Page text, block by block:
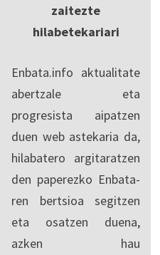
zaitezte
hilabetekariari
Enbata.info aktualitate
abertzale eta
progresista aipatzen
duen web astekaria da,
hilabatero argitaratzen
den paperezko Enbata-
ren bertsioa segitzen
eta osatzen duena,
azken hau